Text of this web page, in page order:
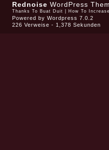
Rednoise WordPress
Thanks To Buat Duit How To
Powered by Wordpress 7.0.2
226 Verweise - 1,378 Sekunden